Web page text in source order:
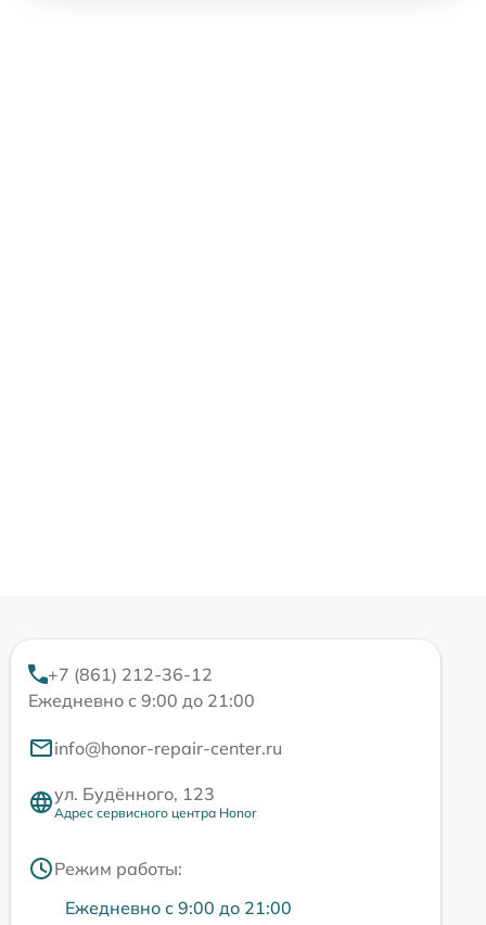
+7 (861) 212-36-12
Ежедневно с 9:00 до 21:00
info@honor-repair-center.ru
ул. Будённого, 123
Адрес сервисного центра Honor
Режим работы:
Ежедневно с 9:00 до 21:00